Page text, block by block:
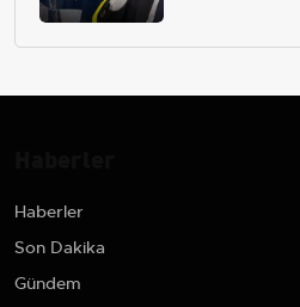
Haberler
Son Dakika
Gündem